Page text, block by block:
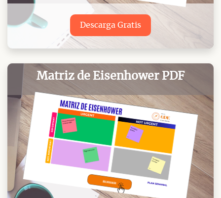
Descarga Gratis
Matriz de Eisenhower PDF